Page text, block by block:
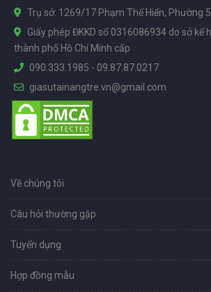
Trụ sở: 1269/17 Phạm Thế Hiển, Phường
Giấy phép ĐKKD số 0316086934 do sở kế
thành phố Hồ Chí Minh cấp
090.333.1985 - 09.87.87.0217
giasutainangtre.vn@gmail.com
Về chúng tôi
Câu hỏi thường gặp
Tuyển dụng
Hợp đồng mẫu